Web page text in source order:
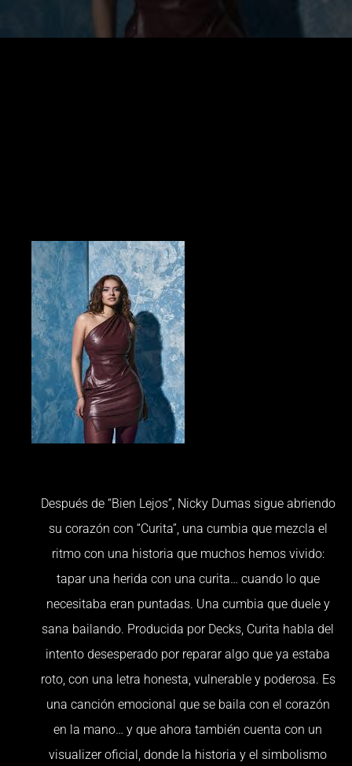
Después de “Bien Lejos”, Nicky Dumas sigue abriendo
su corazón con “Curita”, una cumbia que mezcla el
ritmo con una historia que muchos hemos vivido:
tapar una herida con una curita… cuando lo que
necesitaba eran puntadas. Una cumbia que duele y
sana bailando. Producida por Decks, Curita habla del
intento desesperado por reparar algo que ya estaba
roto, con una letra honesta, vulnerable y poderosa. Es
una canción emocional que se baila con el corazón
en la mano… y que ahora también cuenta con un
visualizer oficial, donde la historia y el simbolismo